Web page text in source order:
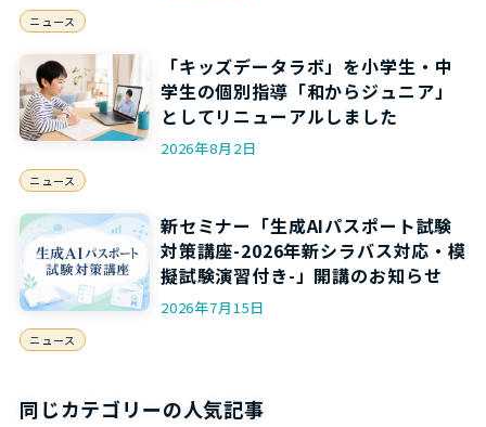
ニュース
「キッズデータラボ」を小学生・中
学生の個別指導「和からジュニア」
としてリニューアルしました
2026年8月2日
ニュース
新セミナー「生成AIパスポート試験
対策講座-2026年新シラバス対応・模
擬試験演習付き-」開講のお知らせ
2026年7月15日
ニュース
同じカテゴリーの人気記事